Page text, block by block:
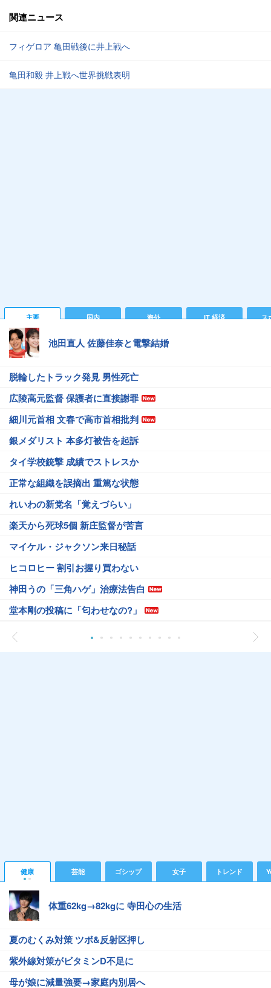
関連ニュース
フィゲロア 亀田戦後に井上戦へ
亀田和毅 井上戦へ世界挑戦表明
主要 国内 海外 IT 経済 ス
池田直人 佐藤佳奈と電撃結婚
脱輪したトラック発見 男性死亡
広陵高元監督 保護者に直接謝罪
細川元首相 文春で高市首相批判
銀メダリスト 本多灯被告を起訴
タイ学校銃撃 成績でストレスか
正常な組織を誤摘出 重篤な状態
れいわの新党名「覚えづらい」
楽天から死球5個 新庄監督が苦言
マイケル・ジャクソン来日秘話
ヒコロヒー 割引お握り買わない
神田うの「三角ハゲ」治療法告白
堂本剛の投稿に「匂わせなの?」
健康 芸能 ゴシップ 女子 トレンド
体重62kg→82kgに 寺田心の生活
夏のむくみ対策 ツボ&反射区押し
紫外線対策がビタミンD不足に
母が娘に減量強要→家庭内別居へ